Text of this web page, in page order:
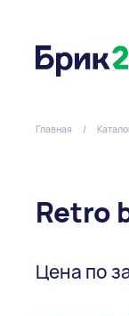
Главная /
Retro
Цена по